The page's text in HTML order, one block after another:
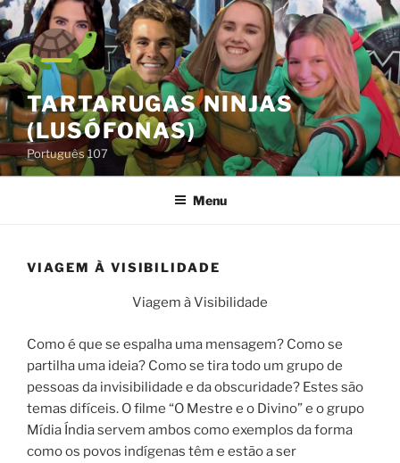
Skip
to
content
TARTARUGAS NINJAS
(LUSÓFONAS)
Português 107
Menu
VIAGEM À VISIBILIDADE
Viagem à Visibilidade
Como é que se espalha uma mensagem? Como se
partilha uma ideia? Como se tira todo um grupo de
pessoas da invisibilidade e da obscuridade? Estes são
temas difíceis. O filme “O Mestre e o Divino” e o grupo
Mídia Índia servem ambos como exemplos da forma
como os povos indígenas têm e estão a ser